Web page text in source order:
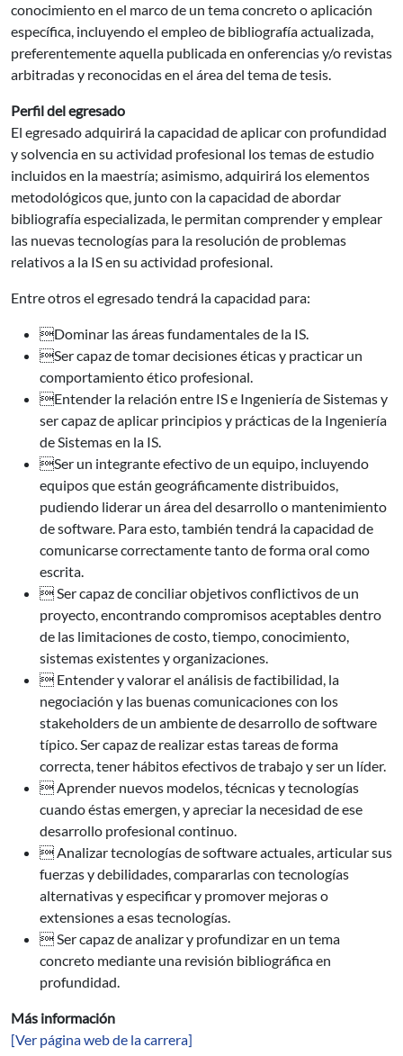
conocimiento en el marco de un tema concreto o aplicación
específica, incluyendo el empleo de bibliografía actualizada,
preferentemente aquella publicada en onferencias y/o revistas
arbitradas y reconocidas en el área del tema de tesis.
Perfil del egresado
El egresado adquirirá la capacidad de aplicar con profundidad
y solvencia en su actividad profesional los temas de estudio
incluidos en la maestría; asimismo, adquirirá los elementos
metodológicos que, junto con la capacidad de abordar
bibliografía especializada, le permitan comprender y emplear
las nuevas tecnologías para la resolución de problemas
relativos a la IS en su actividad profesional.
Entre otros el egresado tendrá la capacidad para:
Dominar las áreas fundamentales de la IS.
Ser capaz de tomar decisiones éticas y practicar un
comportamiento ético profesional.
Entender la relación entre IS e Ingeniería de Sistemas y
ser capaz de aplicar principios y prácticas de la Ingeniería
de Sistemas en la IS.
Ser un integrante efectivo de un equipo, incluyendo
equipos que están geográficamente distribuidos,
pudiendo liderar un área del desarrollo o mantenimiento
de software. Para esto, también tendrá la capacidad de
comunicarse correctamente tanto de forma oral como
escrita.
 Ser capaz de conciliar objetivos conflictivos de un
proyecto, encontrando compromisos aceptables dentro
de las limitaciones de costo, tiempo, conocimiento,
sistemas existentes y organizaciones.
 Entender y valorar el análisis de factibilidad, la
negociación y las buenas comunicaciones con los
stakeholders de un ambiente de desarrollo de software
típico. Ser capaz de realizar estas tareas de forma
correcta, tener hábitos efectivos de trabajo y ser un líder.
 Aprender nuevos modelos, técnicas y tecnologías
cuando éstas emergen, y apreciar la necesidad de ese
desarrollo profesional continuo.
 Analizar tecnologías de software actuales, articular sus
fuerzas y debilidades, compararlas con tecnologías
alternativas y especificar y promover mejoras o
extensiones a esas tecnologías.
 Ser capaz de analizar y profundizar en un tema
concreto mediante una revisión bibliográfica en
profundidad.
Más información
[Ver página web de la carrera]